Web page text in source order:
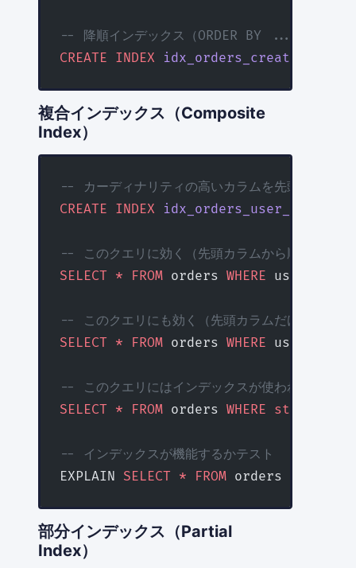
-- 降順インデックス（ORDER BY ... DESC 最
CREATE INDEX
複合インデックス（Composite
Index）
-- カーディナリティの高いカラムを先頭に置く
CREATE INDEX idx_orders_user_status
-- このクエリに効く（先頭カラムから順番に使わ
SELECT * FROM orders WHERE user_id
-- このクエリにも効く（先頭カラムだけでも使え
SELECT * FROM orders WHERE user_id
-- このクエリにはインデックスが使われない（先
SELECT * FROM orders WHERE status
-- インデックスが機能するかテスト
EXPLAIN SELECT * FROM orders
部分インデックス（Partial
Index）